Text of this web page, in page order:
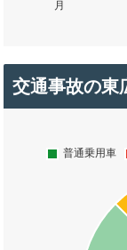
交通事故の東